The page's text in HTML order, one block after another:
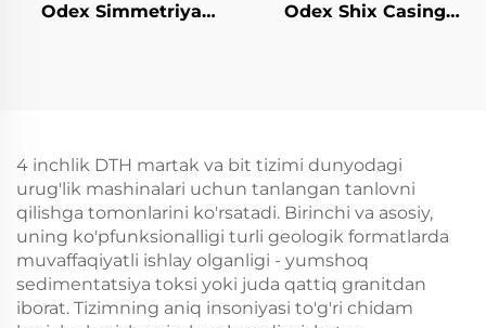
Odex Simmetriya
Odex Shix Casing
4 inchlik DTH martak va bit tizimi dunyodagi
urug'lik mashinalari uchun tanlangan tanlovni
qilishga tomonlarini ko'rsatadi. Birinchi va asosiy,
uning ko'pfunksionalligi turli geologik formatlarda
muvaffaqiyatli ishlay olganligi - yumshoq
sedimentatsiya toksi yoki juda qattiq granitdan
iborat. Tizimning aniq insoniyasi to'g'ri chidam